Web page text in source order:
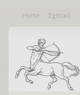
Home Σχετικά